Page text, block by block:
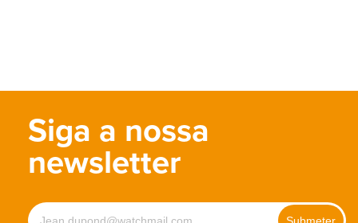
Siga a nossa
newsletter